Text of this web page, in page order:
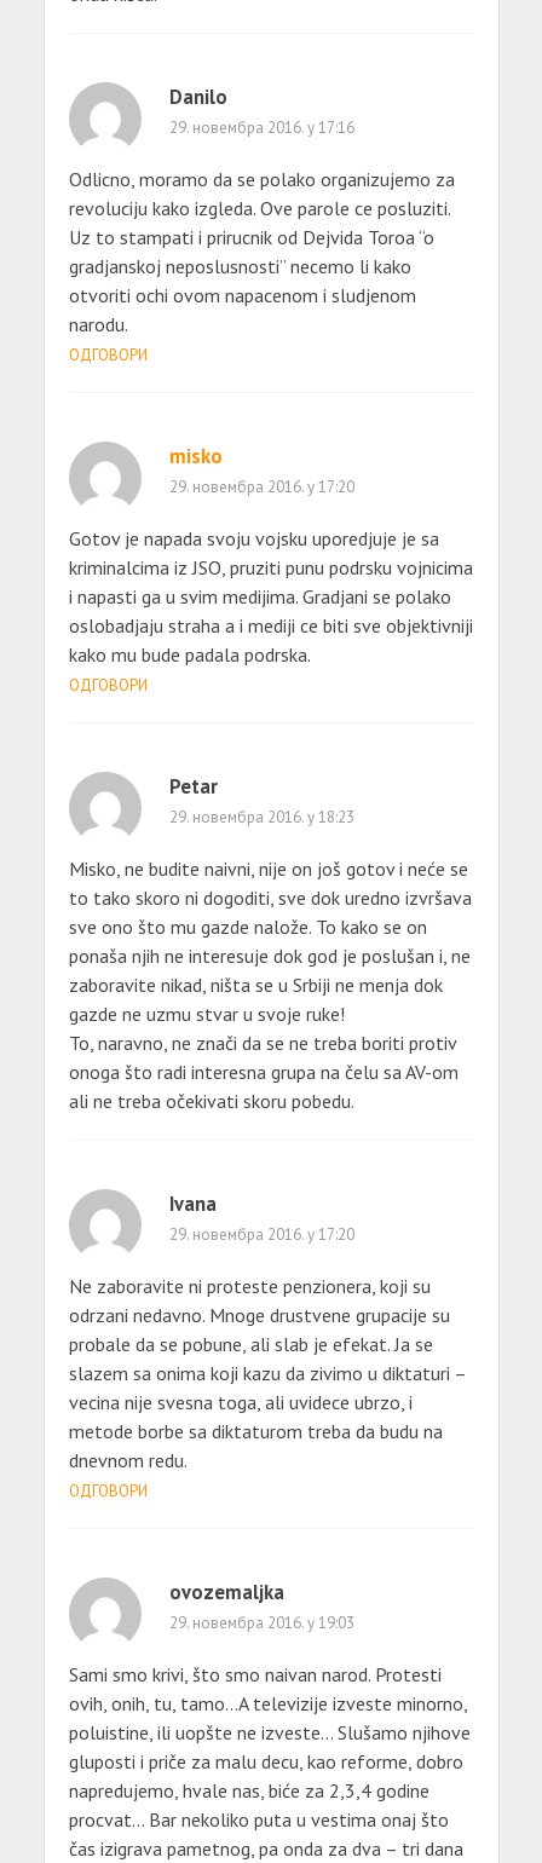
Danilo
29. новембра 2016. у 17:16
Odlicno, moramo da se polako organizujemo za
revoluciju kako izgleda. Ove parole ce posluziti.
Uz to stampati i prirucnik od Dejvida Toroa “o
gradjanskoj neposlusnosti” necemo li kako
otvoriti ochi ovom napacenom i sludjenom
narodu.
ОДГОВОРИ
misko
29. новембра 2016. у 17:20
Gotov je napada svoju vojsku uporedjuje je sa
kriminalcima iz JSO, pruziti punu podrsku vojnicima
i napasti ga u svim medijima. Gradjani se polako
oslobadjaju straha a i mediji ce biti sve objektivniji
kako mu bude padala podrska.
ОДГОВОРИ
Petar
29. новембра 2016. у 18:23
Misko, ne budite naivni, nije on još gotov i neće se
to tako skoro ni dogoditi, sve dok uredno izvršava
sve ono što mu gazde nalože. To kako se on
ponaša njih ne interesuje dok god je poslušan i, ne
zaboravite nikad, ništa se u Srbiji ne menja dok
gazde ne uzmu stvar u svoje ruke!
To, naravno, ne znači da se ne treba boriti protiv
onoga što radi interesna grupa na čelu sa AV-om
ali ne treba očekivati skoru pobedu.
Ivana
29. новембра 2016. у 17:20
Ne zaboravite ni proteste penzionera, koji su
odrzani nedavno. Mnoge drustvene grupacije su
probale da se pobune, ali slab je efekat. Ja se
slazem sa onima koji kazu da zivimo u diktaturi –
vecina nije svesna toga, ali uvidece ubrzo, i
metode borbe sa diktaturom treba da budu na
dnevnom redu.
ОДГОВОРИ
ovozemaljka
29. новембра 2016. у 19:03
Sami smo krivi, što smo naivan narod. Protesti
ovih, onih, tu, tamo…A televizije izveste minorno,
poluistine, ili uopšte ne izveste… Slušamo njihove
gluposti i priče za malu decu, kao reforme, dobro
napredujemo, hvale nas, biće za 2,3,4 godine
procvat… Bar nekoliko puta u vestima onaj što
čas izigrava pametnog, pa onda za dva – tri dana